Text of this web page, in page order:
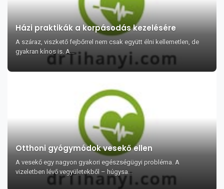
Házi praktikák a korpásodás kezelésére
A száraz, viszkető fejbőrrel nem csak együtt élni kellemetlen, de
gyakran kínos is. A...
Otthoni gyógymódok vesekő ellen
A vesekő egy nagyon gyakori egészségügyi probléma. A
vizeletben lévő vegyületekből – húgysa...